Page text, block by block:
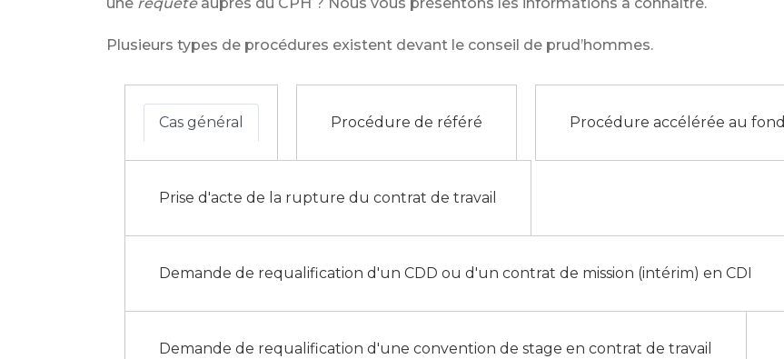
Plusieurs types de procédures existent devant le conseil de prud’hommes.
Cas général Procédure de référé Procédure accélérée au fond
Prise d'acte de la rupture du contrat de travail
Demande de requalification d'un CDD ou d'un contrat de mission (intérim) en CDI
Demande de requalification d'une convention de stage en contrat de travail